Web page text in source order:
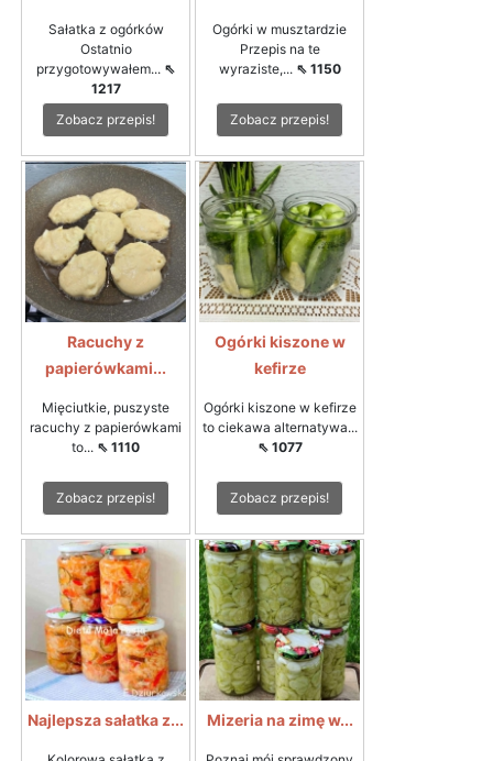
Sałatka z ogórków
Ostatnio
przygotowywałem... ⇖
1217
Zobacz przepis!
Ogórki w musztardzie
Przepis na te
wyraziste,... ⇖ 1150
Zobacz przepis!
Racuchy z
papierówkami...
Mięciutkie, puszyste
racuchy z papierówkami
to... ⇖ 1110
Zobacz przepis!
Ogórki kiszone w
kefirze
Ogórki kiszone w kefirze
to ciekawa alternatywa...
⇖ 1077
Zobacz przepis!
Najlepsza sałatka z... Mizeria na zimę w...